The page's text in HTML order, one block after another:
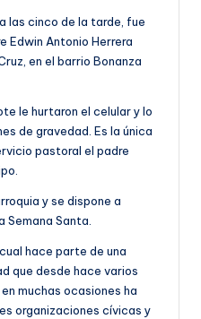
las cinco de la tarde, fue
Edwin Antonio Herrera
en el barrio Bonanza
le hurtaron el celular y lo
de gravedad. Es la única
pastoral el padre
y se dispone a
Santa.
hace parte de una
que desde hace varios
muchas ocasiones ha
organizaciones cívicas y